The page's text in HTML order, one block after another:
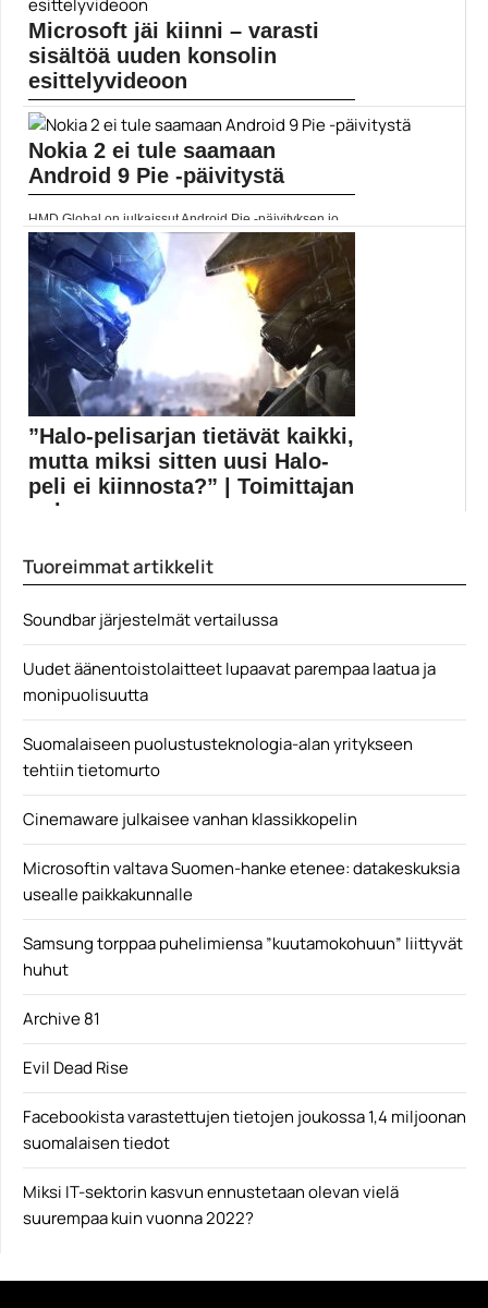
Microsoft jäi kiinni – varasti
sisältöä uuden konsolin
esittelyvideoon
Microsoft esitteli äskettäin videon, jolla julkistettiin Xbox
Series...
Microsoft
Nokia 2 ei tule saamaan
Android 9 Pie -päivitystä
HMD Global on julkaissut Android Pie -päivityksen jo...
Android 9 Pie
”Halo-pelisarjan tietävät kaikki,
mutta miksi sitten uusi Halo-
peli ei kiinnosta?” | Toimittajan
puh...
mutta pöhinä...
Tuoreimmat artikkelit
Soundbar järjestelmät vertailussa
Uudet äänentoistolaitteet lupaavat parempaa laatua ja
monipuolisuutta
Suomalaiseen puolustusteknologia-alan yritykseen
tehtiin tietomurto
Cinemaware julkaisee vanhan klassikkopelin
Microsoftin valtava Suomen-hanke etenee: datakeskuksia
usealle paikkakunnalle
Samsung torppaa puhelimiensa ”kuutamokohuun” liittyvät
huhut
Archive 81
Evil Dead Rise
Facebookista varastettujen tietojen joukossa 1,4 miljoonan
suomalaisen tiedot
Miksi IT-sektorin kasvun ennustetaan olevan vielä
suurempaa kuin vuonna 2022?